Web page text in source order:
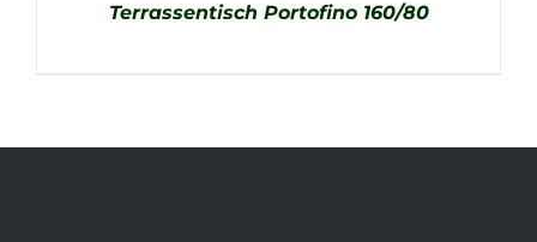
Terrassentisch Portofino 160/80